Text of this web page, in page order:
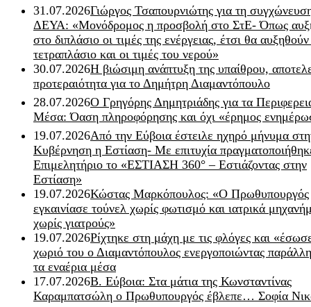
31.07.2026Γιώργος Τσαπουρνιώτης για τη
ΔΕΥΑ: «Μονόδρομος η προσβολή στο ΣτΕ- Όπως
στο διπλάσιο οι τιμές της ενέργειας, έτσι θα
τετραπλάσιο και οι τιμές του νερού»
30.07.2026Η βιώσιμη ανάπτυξη της υπαίθρου,
προτεραιότητα για το Δημήτρη Διαμαντόπουλο
28.07.2026Ο Γρηγόρης Δημητριάδης για τα
Μέσα: Όαση πληροφόρησης και όχι «έρημος
19.07.2026Από την Εύβοια έστειλε ηχηρό μήνυμα
Κυβέρνηση η Εστίαση- Με επιτυχία
Επιμελητήριο το «ΕΣΤΙΑΣΗ 360° – Εστιάζοντας στην
Εστίαση»
19.07.2026Κώστας Μαρκόπουλος: «Ο Πρωθυπουργός
εγκαινίασε τούνελ χωρίς φωτισμό και ιατρικά
χωρίς γιατρούς»
19.07.2026Ρίχτηκε στη μάχη με τις φλόγες και
χωριό του ο Διαμαντόπουλος ενεργοποιώντας
τα εναέρια μέσα
17.07.2026Β. Εύβοια: Στα μάτια της Κωνσταντίνας
Καραμπατσώλη ο Πρωθυπουργός έβλεπε… Σοφία